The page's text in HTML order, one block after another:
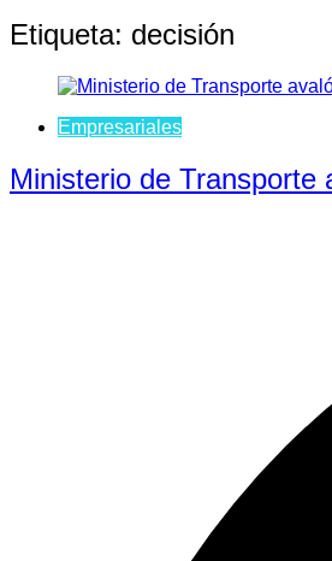
Etiqueta: decisión
Empresariales
Ministerio de Transporte